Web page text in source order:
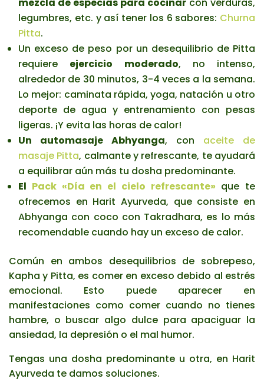
mezcla de especias para cocinar con verduras,
legumbres, etc. y así tener los 6 sabores: Churna
Pitta.
Un exceso de peso por un desequilibrio de Pitta
requiere ejercicio moderado, no intenso,
alrededor de 30 minutos, 3-4 veces a la semana.
Lo mejor: caminata rápida, yoga, natación u otro
deporte de agua y entrenamiento con pesas
ligeras. ¡Y evita las horas de calor!
Un automasaje Abhyanga, con aceite de
masaje Pitta, calmante y refrescante, te ayudará
a equilibrar aún más tu dosha predominante.
El Pack «Día en el cielo refrescante» que te
ofrecemos en Harit Ayurveda, que consiste en
Abhyanga con coco con Takradhara, es lo más
recomendable cuando hay un exceso de calor.
Común en ambos desequilibrios de sobrepeso,
Kapha y Pitta, es comer en exceso debido al estrés
emocional. Esto puede aparecer en
manifestaciones como comer cuando no tienes
hambre, o buscar algo dulce para apaciguar la
ansiedad, la depresión o el mal humor.
Tengas una dosha predominante u otra, en Harit
Ayurveda te damos soluciones.